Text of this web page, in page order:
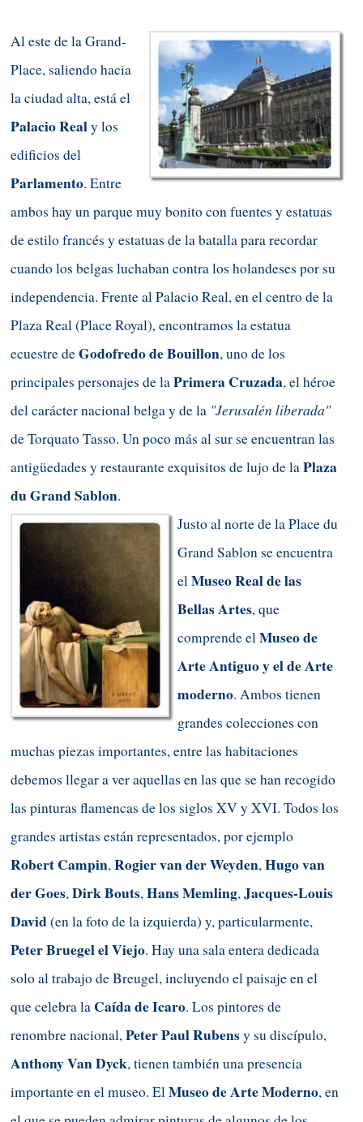
Al este de la Grand-
Place, saliendo hacia
la ciudad alta, está el
Palacio Realy los
edificios del
Parlamento. Entre
ambos hay un parque muy bonito con fuentes y estatuas
de estilo francés y estatuas de la batalla para recordar
cuando los belgas luchaban contra los holandeses por su
independencia. Frente al Palacio Real, en el centro de la
Plaza Real(Place Royal),encontramos la estatua
ecuestre deGodofredo de Bouillon, uno de los
principales personajes de laPrimera Cruzada, el héroe
del carácter nacional belga y de la "Jerusalén liberada"
de Torquato Tasso. Un poco más al sur se encuentran las
antigüedades y restaurante exquisitos de lujo de laPlaza
du Grand Sablon.
Justo al norte de la Place du
Grand Sablon se encuentra
elMuseo Real de las
Bellas Artes, que
comprende elMuseo de
Arte Antiguo y el de Arte
moderno. Ambos tienen
grandes colecciones con
muchas piezas importantes, entre las habitaciones
debemos llegar a ver aquellas en las que se han recogido
las pinturas flamencas de los siglos XV y XVI. Todos los
grandes artistas están representados, por ejemplo
Robert Campin,Rogier van der Weyden,Hugo van
der Goes,Dirk Bouts,Hans Memling,Jacques-Louis
David(en la foto de la izquierda) y, particularmente,
Peter Bruegel el Viejo. Hay una sala entera dedicada
solo al trabajo de Breugel, incluyendo el paisaje en el
que celebra la Caída de Icaro. Los pintores de
renombre nacional,Peter Paul Rubensy su discípulo,
AnthonyVanDyck, tienen también una presencia
importante en el museo. ElMuseo de Arte Moderno, en